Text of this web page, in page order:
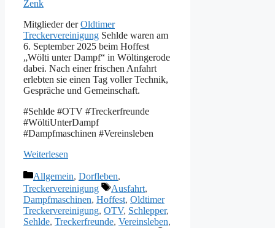
Mitglieder derOldtimer
Treckervereinigung Sehlde waren am
6. September 2025 beim Hoffest
„Wölti unter Dampf“ in Wöltingerode
dabei. Nach einer frischen Anfahrt
erlebten sie einen Tag voller Technik,
Gespräche und Gemeinschaft.
#Sehlde #OTV #Treckerfreunde
#WöltiUnterDampf
#Dampfmaschinen #Vereinsleben
Weiterlesen
Kategorien
Allgemein, Dorfleben,
Treckervereinigung
Schlagwörter
Ausfahrt,
Dampfmaschinen, Hoffest, Oldtimer
Treckervereinigung, OTV, Schlepper,
Sehlde, Treckerfreunde, Vereinsleben,